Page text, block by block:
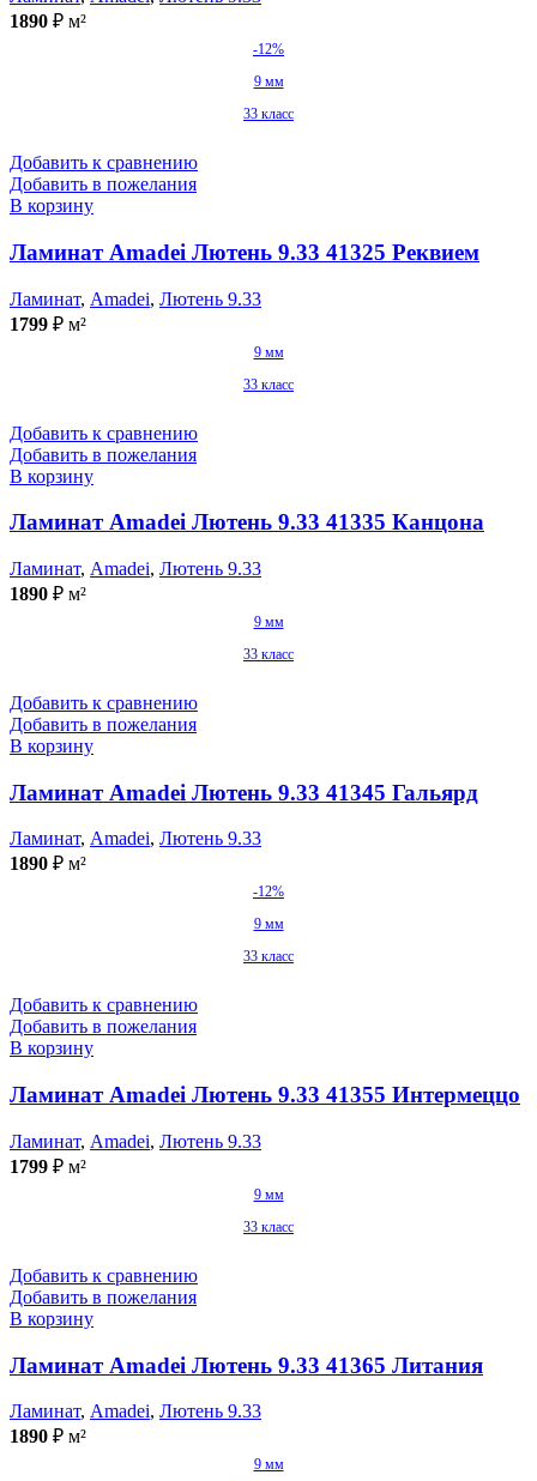
1890 ₽ м²
-12%
9 мм
33 класс
Добавить к сравнению
Добавить в пожелания
В корзину
Ламинат Amadei Лютень 9.33 41325 Реквием
Ламинат, Amadei, Лютень 9.33
1799 ₽ м²
9 мм
33 класс
Добавить к сравнению
Добавить в пожелания
В корзину
Ламинат Amadei Лютень 9.33 41335 Канцона
Ламинат, Amadei, Лютень 9.33
1890 ₽ м²
9 мм
33 класс
Добавить к сравнению
Добавить в пожелания
В корзину
Ламинат Amadei Лютень 9.33 41345 Гальярд
Ламинат, Amadei, Лютень 9.33
1890 ₽ м²
-12%
9 мм
33 класс
Добавить к сравнению
Добавить в пожелания
В корзину
Ламинат Amadei Лютень 9.33 41355 Интермеццо
Ламинат, Amadei, Лютень 9.33
1799 ₽ м²
9 мм
33 класс
Добавить к сравнению
Добавить в пожелания
В корзину
Ламинат Amadei Лютень 9.33 41365 Литания
Ламинат, Amadei, Лютень 9.33
1890 ₽ м²
9 мм